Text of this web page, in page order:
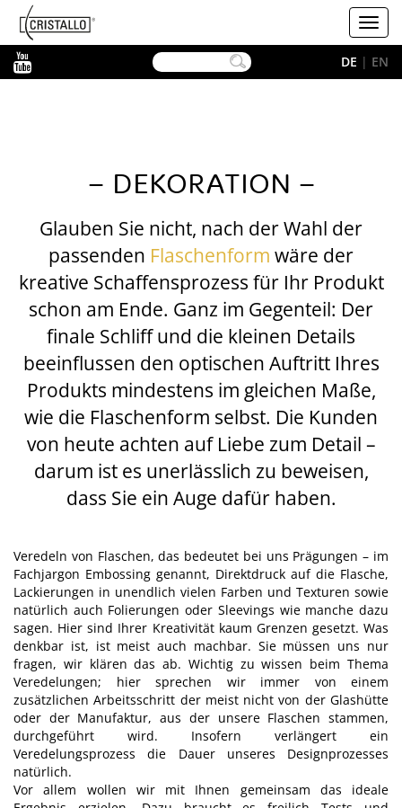
Cristallo
DE | EN
– DEKORATION –
Glauben Sie nicht, nach der Wahl der
passenden Flaschenform wäre der
kreative Schaffensprozess für Ihr Produkt
schon am Ende. Ganz im Gegenteil: Der
finale Schliff und die kleinen Details
beeinflussen den optischen Auftritt Ihres
Produkts mindestens im gleichen Maße,
wie die Flaschenform selbst. Die Kunden
von heute achten auf Liebe zum Detail –
darum ist es unerlässlich zu beweisen,
dass Sie ein Auge dafür haben.
Veredeln von Flaschen, das bedeutet bei uns Prägungen – im
Fachjargon Embossing genannt, Direktdruck auf die Flasche,
Lackierungen in unendlich vielen Farben und Texturen sowie
natürlich auch Folierungen oder Sleevings wie manche dazu
sagen. Hier sind Ihrer Kreativität kaum Grenzen gesetzt. Was
denkbar ist, ist meist auch machbar. Sie müssen uns nur
fragen, wir klären das ab. Wichtig zu wissen beim Thema
Veredelungen; hier sprechen wir immer von einem
zusätzlichen Arbeitsschritt der meist nicht von der Glashütte
oder der Manufaktur, aus der unsere Flaschen stammen,
durchgeführt wird. Insofern verlängert ein
Veredelungsprozess die Dauer unseres Designprozesses
natürlich.
Vor allem wollen wir mit Ihnen gemeinsam das ideale